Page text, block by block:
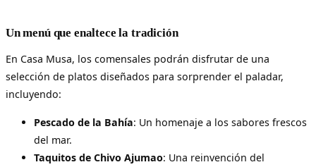
Un menú que enaltece la tradición
En Casa Musa, los comensales podrán disfrutar de una
selección de platos diseñados para sorprender el paladar,
incluyendo:
Pescado de la Bahía: Un homenaje a los sabores frescos
del mar.
Taquitos de Chivo Ajumao: Una reinvención del